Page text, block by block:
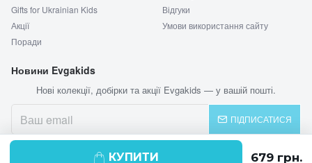
КУПИТИ
Gifts for Ukrainian Kids
Акції
Поради
Відгуки
Умови використання сайту
Новини Evgakids
Нові колекції, добірки та акції Evgakids — у вашій пошті.
ПІДПИСАТИСЯ